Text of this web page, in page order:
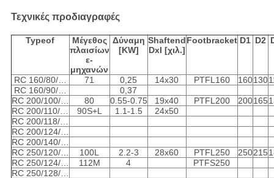
Τεχνικές προδιαγραφές
Typeof
Μέγεθος
πλαισίων
ε-
μηχανών
Δύναμη
[KW]
Shaftend
Dxl [χιλ.]
Footbracket D1 D2
RC 160/80/… 71 0,25 14x30 PTFL160 160130
RC 160/90/…
0,37
RC 200/100/…
80 0.55-0.75 19x40 PTFL200 200165
RC 200/110/…
90S+L 1.1-1.5
24x50
RC 200/118/…
RC 200/124/…
RC 200/140/…
RC 250/120/…
100L 2.2-3 28x60 PTFL250 250215
RC 250/124/…
112M 4
PTFS250
RC 250/128/…